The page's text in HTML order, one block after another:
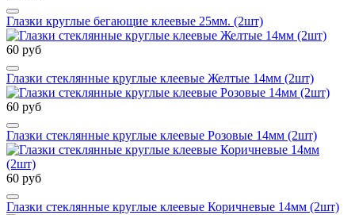
Глазки круглые бегающие клеевые 25мм. (2шт)
60 руб
Глазки стеклянные круглые клеевые Желтые 14мм (2шт)
60 руб
Глазки стеклянные круглые клеевые Розовые 14мм (2шт)
60 руб
Глазки стеклянные круглые клеевые Коричневые 14мм (2шт)